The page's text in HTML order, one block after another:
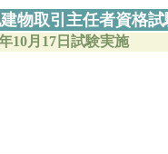
物取引主任者資格試
10月17日試験実施